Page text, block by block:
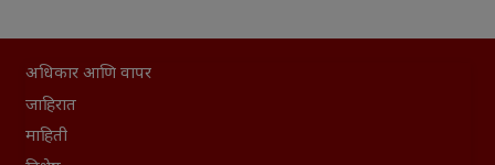
अधिकार आणि वापर
जाहिरात
माहिती